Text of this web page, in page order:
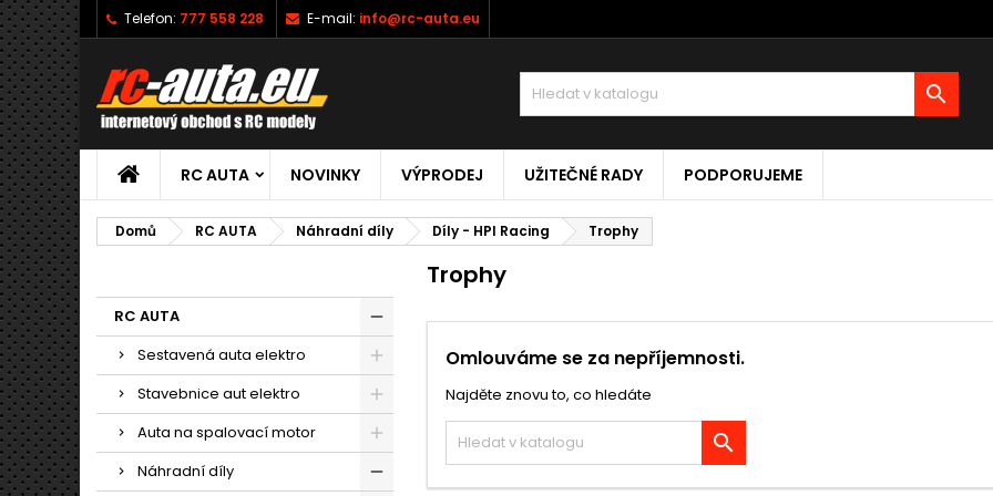
Telefon: 777 558 228 E-mail: info@rc-auta.eu

RC AUTA NOVINKY VÝPRODEJ UŽITEČNÉ RADY PODPORUJEME
Domů RC AUTA Náhradní díly Díly - HPI Racing Trophy
RC AUTA
Sestavená auta elektro
Stavebnice aut elektro
Auta na spalovací motor
Náhradní díly
Trophy
Omlouváme se za nepříjemnosti.
Najděte znovu to, co hledáte
